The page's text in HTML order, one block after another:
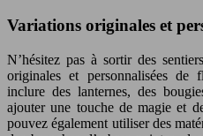
Variations originales et
N’hésitez pas à sortir des
originales et personnalisées de
inclure des lanternes, des
ajouter une touche de magie et
pouvez également utiliser des